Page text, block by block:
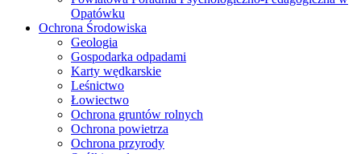
Opatówku
Ochrona Środowiska
Geologia
Gospodarka odpadami
Karty wędkarskie
Leśnictwo
Łowiectwo
Ochrona gruntów rolnych
Ochrona powietrza
Ochrona przyrody